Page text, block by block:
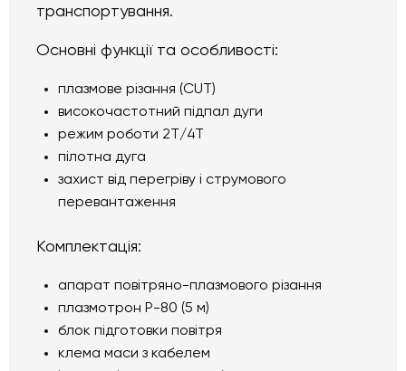
транспортування.
Основні функції та особливості:
плазмове різання (CUT)
високочастотний підпал дуги
режим роботи 2Т/4Т
пілотна дуга
захист від перегріву і струмового
перевантаження
Комплектація:
апарат повітряно-плазмового різання
плазмотрон P-80 (5 м)
блок підготовки повітря
клема маси з кабелем